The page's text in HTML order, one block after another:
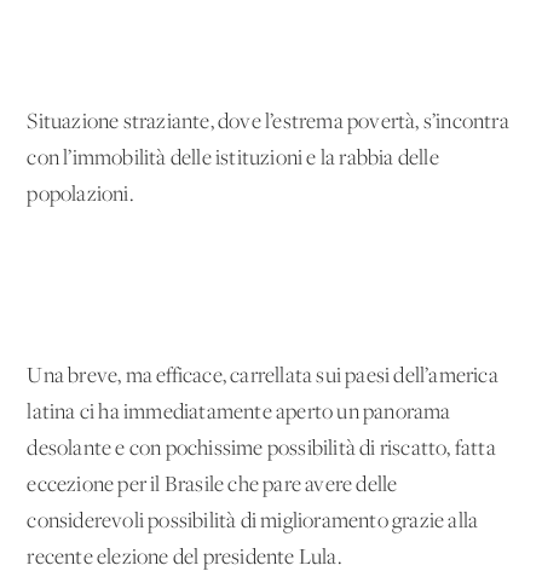
Situazione straziante, dove l’estrema povertà, s’incontra
con l’immobilità delle istituzioni e la rabbia delle
popolazioni.
Una breve, ma efficace, carrellata sui paesi dell’america
latina ci ha immediatamente aperto un panorama
desolante e con pochissime possibilità di riscatto, fatta
eccezione per il Brasile che pare avere delle
considerevoli possibilità di miglioramento grazie alla
recente elezione del presidente Lula.